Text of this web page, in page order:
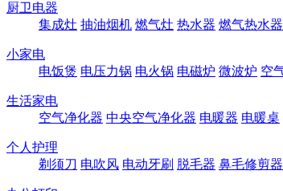
厨卫电器
集成灶 抽油烟机 燃气灶 热水器 燃气热水器
小家电
电饭煲 电压力锅 电火锅 电磁炉 微波炉 空
生活家电
空气净化器 中央空气净化器 电暖器 电暖桌
个人护理
剃须刀 电吹风 电动牙刷 脱毛器 鼻毛修剪器